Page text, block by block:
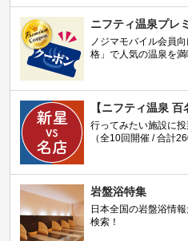
ニフティ温泉プレ
ノジマモバイル会員
格」で人気の温泉を満
【ニフティ温泉 百
行ってみたい施設に
（全10回開催 / 合計
岩盤浴特集
日本全国の岩盤浴情
検索！